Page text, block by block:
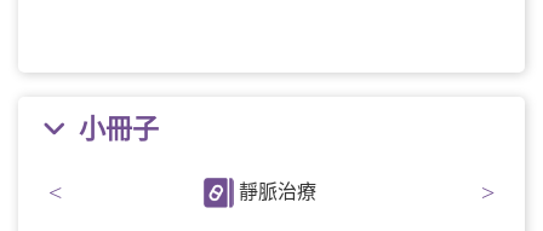
小冊子
< 靜脈治療 >